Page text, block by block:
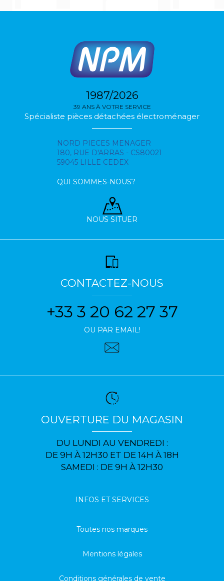
1987/2026
39 ANS À VOTRE SERVICE
Spécialiste pièces détachées électroménager
NORD PIECES MENAGER
180, RUE D'ARRAS - CS80021
59045 LILLE CEDEX
QUI SOMMES-NOUS?
NOUS SITUER
CONTACTEZ-NOUS
+33 3 20 62 27 37
OU PAR EMAIL!
OUVERTURE DU MAGASIN
DU LUNDI AU VENDREDI :
DE 9H À 12H30 ET DE 14H À 18H
SAMEDI : DE 9H À 12H30
INFOS ET SERVICES
Toutes nos marques
Mentions légales
Conditions générales de vente